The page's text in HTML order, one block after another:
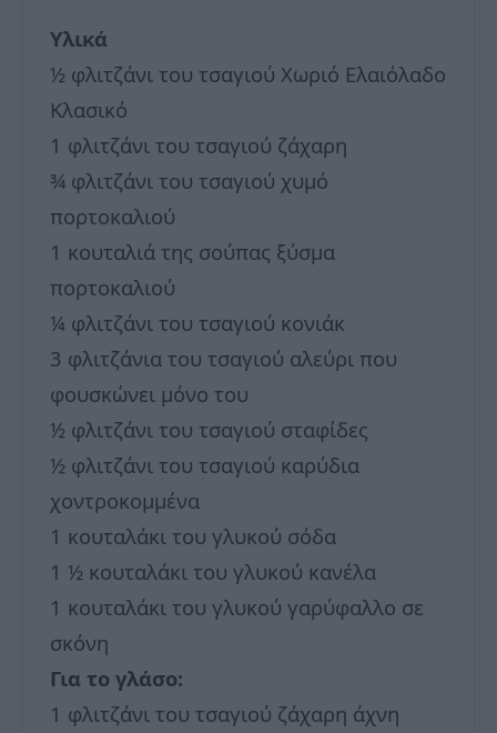
Υλικά
½ φλιτζάνι του τσαγιού Χωριό Ελαιόλαδο
Κλασικό
1 φλιτζάνι του τσαγιού ζάχαρη
¾ φλιτζάνι του τσαγιού χυμό
πορτοκαλιού
1 κουταλιά της σούπας ξύσμα
πορτοκαλιού
¼ φλιτζάνι του τσαγιού κονιάκ
3 φλιτζάνια του τσαγιού αλεύρι που
φουσκώνει μόνο του
½ φλιτζάνι του τσαγιού σταφίδες
½ φλιτζάνι του τσαγιού καρύδια
χοντροκομμένα
1 κουταλάκι του γλυκού σόδα
1 ½ κουταλάκι του γλυκού κανέλα
1 κουταλάκι του γλυκού γαρύφαλλο σε
σκόνη
Για το γλάσο:
1 φλιτζάνι του τσαγιού ζάχαρη άχνη